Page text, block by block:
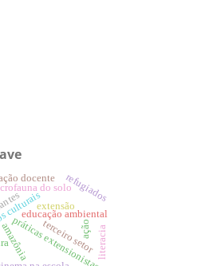
culturais
práticas extensionistas
amazônia
do solo
educação ambiental
docente
terceiro setor
refugiados
literacia
ação
extensão